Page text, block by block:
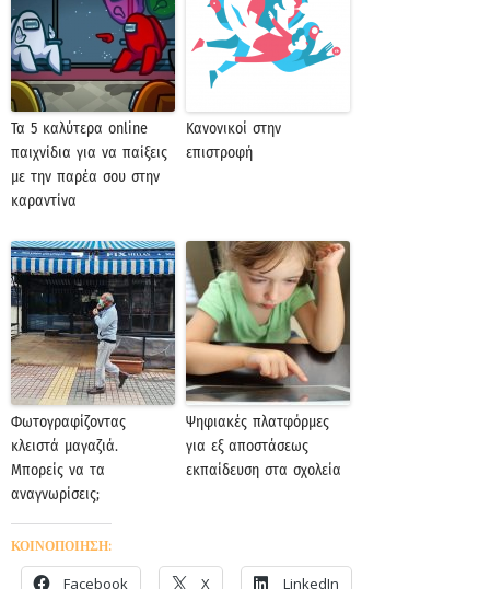
Τα 5 καλύτερα online
παιχνίδια για να παίξεις
με την παρέα σου στην
καραντίνα
Κανονικοί στην
επιστροφή
Φωτογραφίζοντας
κλειστά μαγαζιά.
Μπορείς να τα
αναγνωρίσεις;
Ψηφιακές πλατφόρμες
για εξ αποστάσεως
εκπαίδευση στα σχολεία
ΚΟΙΝΟΠΟΙΗΣΗ:
Facebook X LinkedIn